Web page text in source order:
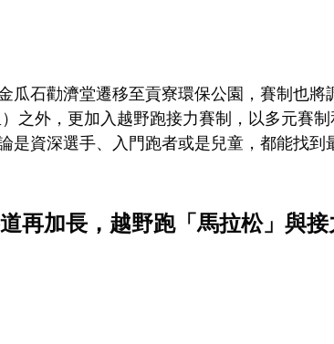
瓜石勸濟堂遷移至貢寮環保公園，賽制也將
之外，更加入越野跑接力賽制，以多元賽
是資深選手、入門跑者或是兒童，都能找到
再加長，越野跑「馬拉松」與